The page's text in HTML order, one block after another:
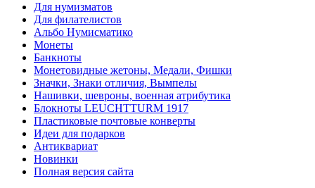
Для нумизматов
Для филателистов
Альбо Нумисматико
Монеты
Банкноты
Монетовидные жетоны, Медали, Фишки
Значки, Знаки отличия, Вымпелы
Нашивки, шевроны, военная атрибутика
Блокноты LEUCHTTURM 1917
Пластиковые почтовые конверты
Идеи для подарков
Антиквариат
Новинки
Полная версия сайта